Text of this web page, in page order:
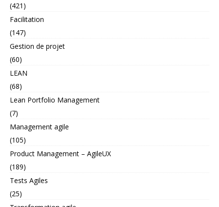
(421)
Facilitation
(147)
Gestion de projet
(60)
LEAN
(68)
Lean Portfolio Management
(7)
Management agile
(105)
Product Management – AgileUX
(189)
Tests Agiles
(25)